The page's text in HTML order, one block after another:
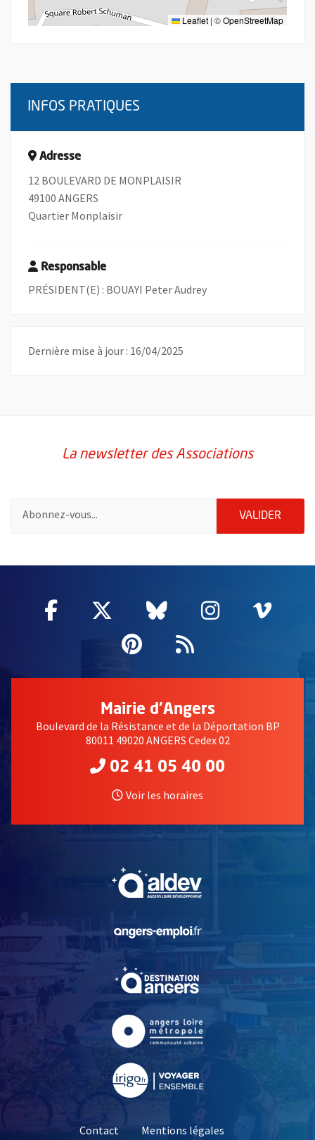
Leaflet | ©OpenStreetMap
INFOS PRATIQUES
Adresse
12 BOULEVARD DE MONPLAISIR
49100 ANGERS
Quartier Monplaisir
Responsable
PRÉSIDENT(E) : BOUAYI Peter Audrey
Dernière mise à jour : 16/04/2025
La newsletter des Associations
VALIDER
Facebook
, Ouvre une nouvelle fenêtre
Twitter
, Ouvre une nouvelle
Bluesky
, Ouvre une
Instagram
, Ouvre
,
Pinterest
, Ouvre une
Flux RSS
Mairie d'Angers
Boulevard de la Résistance et de la Déportation BP
80011 49020 ANGERS Cedex 02
02 41 05 40 00
Voir les horaires
, Ouvre une nouvelle
, Ouvre une nouvelle
Contact Mentions légales